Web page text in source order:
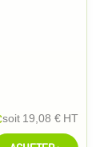
soit 19,08 € HT